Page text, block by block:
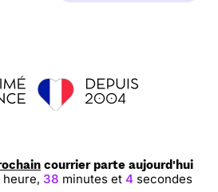
courrier parte aujourd'hui
heure, 38 minutes et 4 secondes